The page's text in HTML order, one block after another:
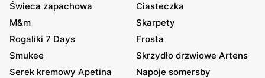
Świeca zapachowa
Ciasteczka
M&m
Skarpety
Rogaliki 7 Days
Frosta
Smukee
Skrzydło drzwiowe Artens
Serek kremowy Apetina
Napoje somersby